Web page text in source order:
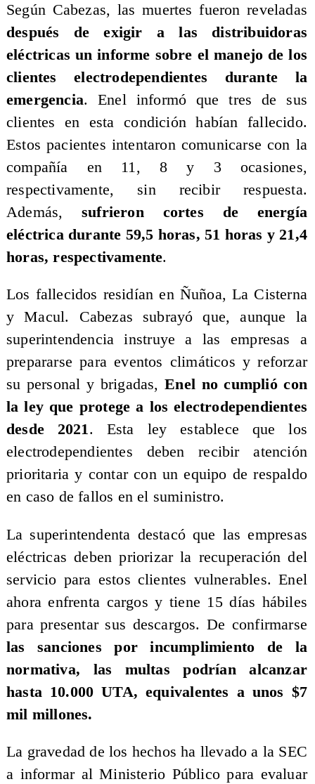
Según Cabezas, las muertes fueron reveladas
después de exigir a las distribuidoras
eléctricas un informe sobre el manejo de los
clientes electrodependientes durante la
emergencia. Enel informó que tres de sus
clientes en esta condición habían fallecido.
Estos pacientes intentaron comunicarse con la
compañía en 11, 8 y 3 ocasiones,
respectivamente, sin recibir respuesta.
Además,sufrieron cortes de energía
eléctrica durante 59,5 horas, 51 horas y 21,4
horas, respectivamente.
Los fallecidos residían en Ñuñoa, La Cisterna
y Macul. Cabezas subrayó que, aunque la
superintendencia instruye a las empresas a
prepararse para eventos climáticos y reforzar
su personal y brigadas,Enel no cumplió con
la ley que protege a los electrodependientes
desde 2021. Esta ley establece que los
electrodependientes deben recibir atención
prioritaria y contar con un equipo de respaldo
en caso de fallos en el suministro.
La superintendenta destacó que las empresas
eléctricas deben priorizar la recuperación del
servicio para estos clientes vulnerables. Enel
ahora enfrenta cargos y tiene 15 días hábiles
para presentar sus descargos. De confirmarse
las sanciones por incumplimiento de la
normativa, las multas podrían alcanzar
hasta 10.000 UTA, equivalentes a unos $7
mil millones.
La gravedad de los hechos ha llevado a la SEC
a informar al Ministerio Público para evaluar